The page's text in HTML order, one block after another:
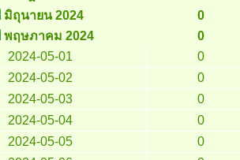
มิถุนายน 2024
0
พฤษภาคม 2024
0
2024-05-01
0
2024-05-02
0
2024-05-03
0
2024-05-04
0
2024-05-05
0